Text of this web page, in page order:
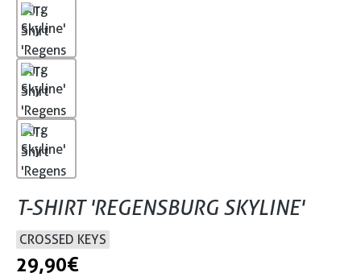
T-SHIRT 'REGENSBURG SKYLINE'
CROSSED KEYS
29,90 €